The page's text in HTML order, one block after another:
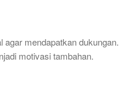
mendapatkan dukungan.
motivasi tambahan.